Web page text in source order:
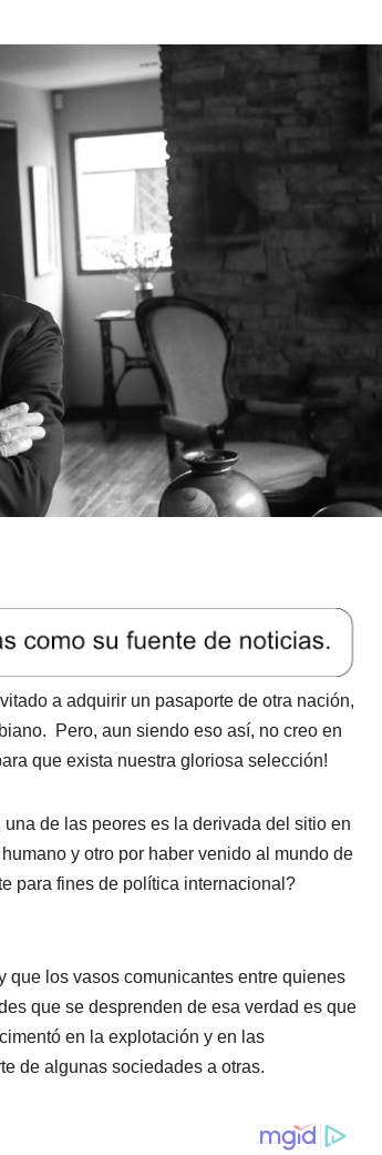
a adquirir un pasaporte de otra nación,
Pero, aun siendo eso así, no creo en
que exista nuestra gloriosa selección!
de las peores es la derivada del sitio en
y otro por haber venido al mundo de
para fines de política internacional?
que los vasos comunicantes entre quienes
que se desprenden de esa verdad es que
en la explotación y en las
de algunas sociedades a otras.